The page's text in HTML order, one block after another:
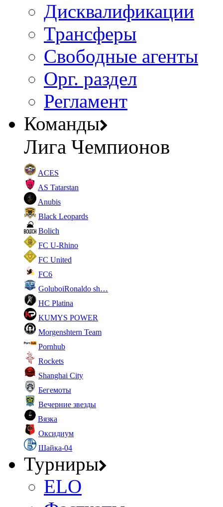
Дисквалификации
Трансферы
Свободные агенты
Орг. раздел
Регламент
Команды
Лига Чемпионов
ACES
AS Tatarstan
Anubis
Black Leopards
Bolich
FC U-Rhino
FC United
FC6
GoluboiRonaldo sh…
HC Platina
KUMYS POWER
Morgenshtern Team
Pornhub
Rockets
Shanghai City
Бегемоты
Вечерние звезды
Вязка
Оксидиум
Шайка-04
Турниры
ELO